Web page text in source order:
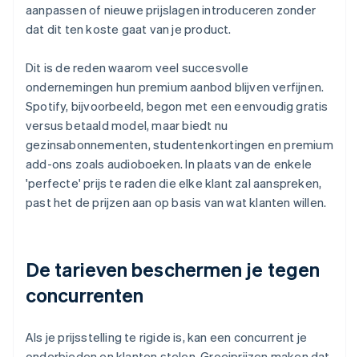
aanpassen of nieuwe prijslagen introduceren zonder
dat dit ten koste gaat van je product.
Dit is de reden waarom veel succesvolle
ondernemingen hun premium aanbod blijven verfijnen.
Spotify, bijvoorbeeld, begon met een eenvoudig gratis
versus betaald model, maar biedt nu
gezinsabonnementen, studentenkortingen en premium
add-ons zoals audioboeken. In plaats van de enkele
'perfecte' prijs te raden die elke klant zal aanspreken,
past het de prijzen aan op basis van wat klanten willen.
De tarieven beschermen je tegen
concurrenten
Als je prijsstelling te rigide is, kan een concurrent je